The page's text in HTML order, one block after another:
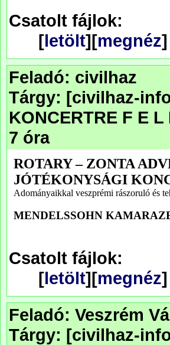
Csatolt fájlok:
[letölt][megnéz]
Feladó: civilhaz
Tárgy: [civilhaz-
KONCERTRE F E
7 óra
Csatolt fájlok:
[letölt][megnéz]
Feladó: Veszrém
Tárgy: [civilhaz-